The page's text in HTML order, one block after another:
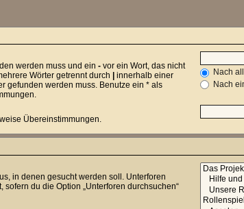
werden muss und ein- vor ein Wort, das nicht
Wörter getrennt durch
innerhalb einer
gefunden werden muss. Benutze ein * als
Nach
Nach
Übereinstimmungen.
in denen gesucht werden soll. Unterforen
du die Option „Unterforen durchsuchen“